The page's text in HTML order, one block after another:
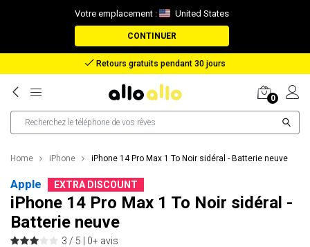
Votre emplacement : United States
CONTINUER
Retours gratuits pendant 30 jours
0
Home iPhone iPhone 14 Pro Max 1 To Noir sidéral - Batterie neuve
Apple EXTRA DISCOUNT
iPhone 14 Pro Max 1 To Noir sidéral -
Batterie neuve
3 / 5 | 0+ avis